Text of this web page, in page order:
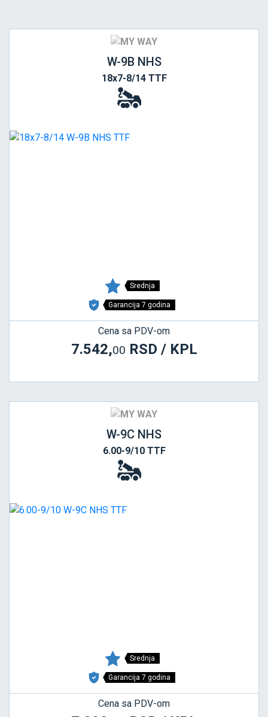
W-9B NHS
18x7-8/14 TTF
Srednja
Garancija 7 godina
Cena sa PDV-om
7.542,00 RSD / KPL
W-9C NHS
6.00-9/10 TTF
Srednja
Garancija 7 godina
Cena sa PDV-om